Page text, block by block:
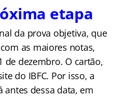
etapa
da prova objetiva, que
as maiores notas,
de dezembro. O cartão,
do IBFC. Por isso, a
dessa data, em